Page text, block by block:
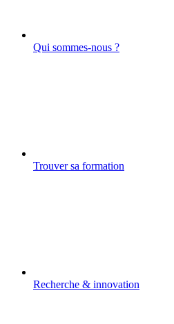
Qui sommes-nous ?
Trouver sa formation
Recherche & innovation